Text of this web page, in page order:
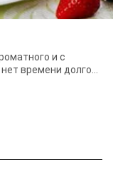
и с
времени долго